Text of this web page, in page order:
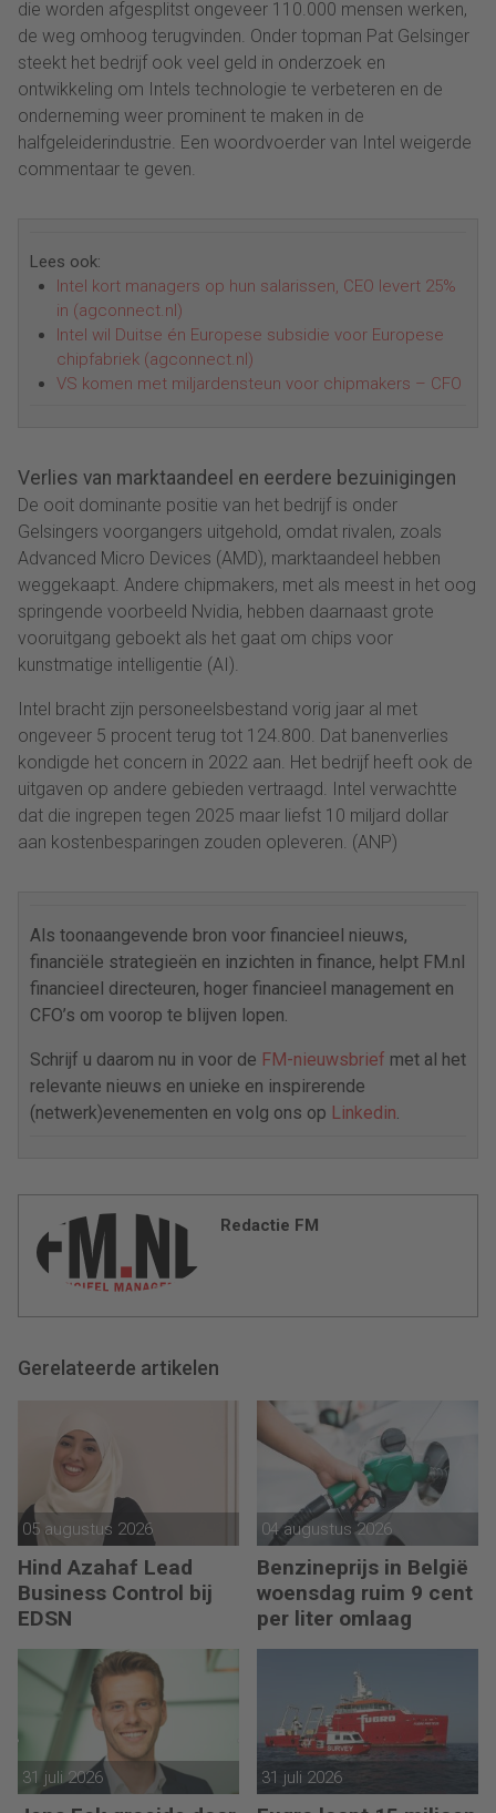
die worden afgesplitst ongeveer 110.000 mensen werken,
de weg omhoog terugvinden. Onder topman Pat Gelsinger
steekt het bedrijf ook veel geld in onderzoek en
ontwikkeling om Intels technologie te verbeteren en de
onderneming weer prominent te maken in de
halfgeleiderindustrie. Een woordvoerder van Intel weigerde
commentaar te geven.
Lees ook:
Intel kort managers op hun salarissen, CEO levert 25%
in (agconnect.nl)
Intel wil Duitse én Europese subsidie voor Europese
chipfabriek (agconnect.nl)
VS komen met miljardensteun voor chipmakers – CFO
Verlies van marktaandeel en eerdere bezuinigingen
De ooit dominante positie van het bedrijf is onder
Gelsingers voorgangers uitgehold, omdat rivalen, zoals
Advanced Micro Devices (AMD), marktaandeel hebben
weggekaapt. Andere chipmakers, met als meest in het oog
springende voorbeeld Nvidia, hebben daarnaast grote
vooruitgang geboekt als het gaat om chips voor
kunstmatige intelligentie (AI).
Intel bracht zijn personeelsbestand vorig jaar al met
ongeveer 5 procent terug tot 124.800. Dat banenverlies
kondigde het concern in 2022 aan. Het bedrijf heeft ook de
uitgaven op andere gebieden vertraagd. Intel verwachtte
dat die ingrepen tegen 2025 maar liefst 10 miljard dollar
aan kostenbesparingen zouden opleveren. (ANP)
Als toonaangevende bron voor financieel nieuws,
financiële strategieën en inzichten in finance, helpt FM.nl
financieel directeuren, hoger financieel management en
CFO’s om voorop te blijven lopen.
Schrijf u daarom nu in voor de FM-nieuwsbrief met al het
relevante nieuws en unieke en inspirerende
(netwerk)evenementen en volg ons op Linkedin.
Redactie FM
Gerelateerde artikelen
05 augustus 2026
Hind Azahaf Lead
Business Control bij
EDSN
04 augustus 2026
Benzineprijs in België
woensdag ruim 9 cent
per liter omlaag
31 juli 2026 31 juli 2026